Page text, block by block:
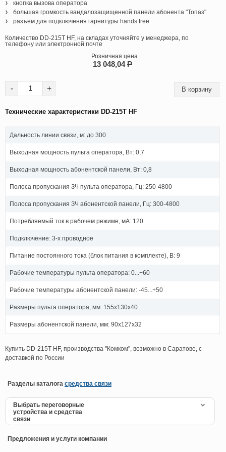
кнопка вызова оператора
большая громкость вандалозащищенной панели абонента "Топаз"
разъем для подключения гарнитуры hands free
Количество DD-215T HF, на складах уточняйте у менеджера, по
телефону или электронной почте
Розничная цена
13 048,04P
- +
Технические характеристики DD-215T HF
Дальность линии связи, м: до 300
Выходная мощность пульта оператора, Вт: 0,7
Выходная мощность абонентской панели, Вт: 0,8
Полоса пропускания ЗЧ пульта оператора, Гц: 250-4800
Полоса пропускания ЗЧ абонентской панели, Гц: 300-4800
Потребляемый ток в рабочем режиме, мА: 120
Подключение: 3-х проводное
Питание постоянного тока (блок питания в комплекте), В: 9
Рабочие температуры пульта оператора: 0...+60
Рабочие температуры абонентской панели: -45...+50
Размеры пульта оператора, мм: 155х130х40
Размеры абонентской панели, мм: 90х127х32
Купить DD-215T HF, производства "Комком", возможно в Саратове, с
доставкой по России
Разделы каталога средства связи
Выбрать переговорные
устройства и средства
связи
Предложения и услуги компании